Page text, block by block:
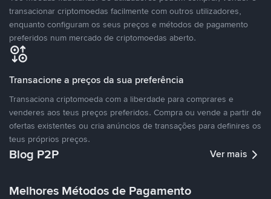
transacionar criptomoedas facilmente com outros utilizadores,
enquanto configuram os seus preços e métodos de pagamento
preferidos num mercado de criptomoedas aberto.
Transacione a preços da sua preferência
Transaciona criptomoeda com a liberdade para comprares e
venderes aos teus preços preferidos. Compra ou vende a partir de
ofertas existentes ou cria anúncios de transações para definires os
teus próprios preços.
Blog P2P Ver mais
Melhores Métodos de Pagamento